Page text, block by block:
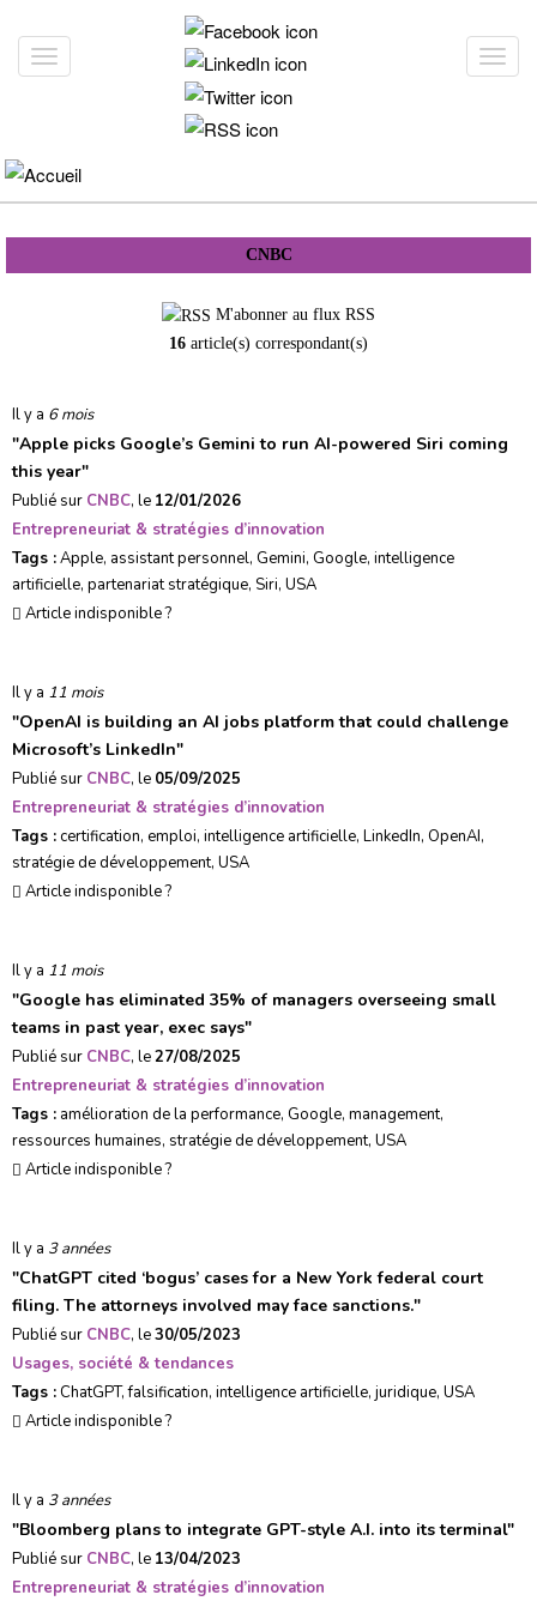
au
contenuToggle
CNBC
M'abonner au flux RSS
16 article(s) correspondant(s)
Il y a 6 mois
"Apple picks Google’s Gemini to run AI-powered Siri coming
this year"
Publié sur CNBC, le 12/01/2026
Entrepreneuriat & stratégies d’innovation
Tags :Apple, assistant personnel, Gemini, Google, intelligence
artificielle, partenariat stratégique, Siri, USA
Article indisponible ?
Il y a 11 mois
"OpenAI is building an AI jobs platform that could challenge
Microsoft’s LinkedIn"
Publié sur CNBC, le 05/09/2025
Entrepreneuriat & stratégies d’innovation
Tags :certification, emploi, intelligence artificielle, LinkedIn, OpenAI,
stratégie de développement, USA
Article indisponible ?
Il y a 11 mois
"Google has eliminated 35% of managers overseeing small
teams in past year, exec says"
Publié sur CNBC, le27/08/2025
Entrepreneuriat & stratégies d’innovation
Tags : amélioration de la performance, Google, management,
ressources humaines, stratégie de développement, USA
Article indisponible ?
Il y a 3 années
"ChatGPT cited ‘bogus’ cases for a New York federal court
filing. The attorneys involved may face sanctions."
Publié sur CNBC, le30/05/2023
Usages, société & tendances
Tags :ChatGPT,falsification, intelligence artificielle, juridique, USA
Article indisponible ?
Il y a 3 années
"Bloomberg plans to integrate GPT-style A.I. into its terminal"
Publié sur CNBC, le 13/04/2023
Entrepreneuriat & stratégies d’innovation